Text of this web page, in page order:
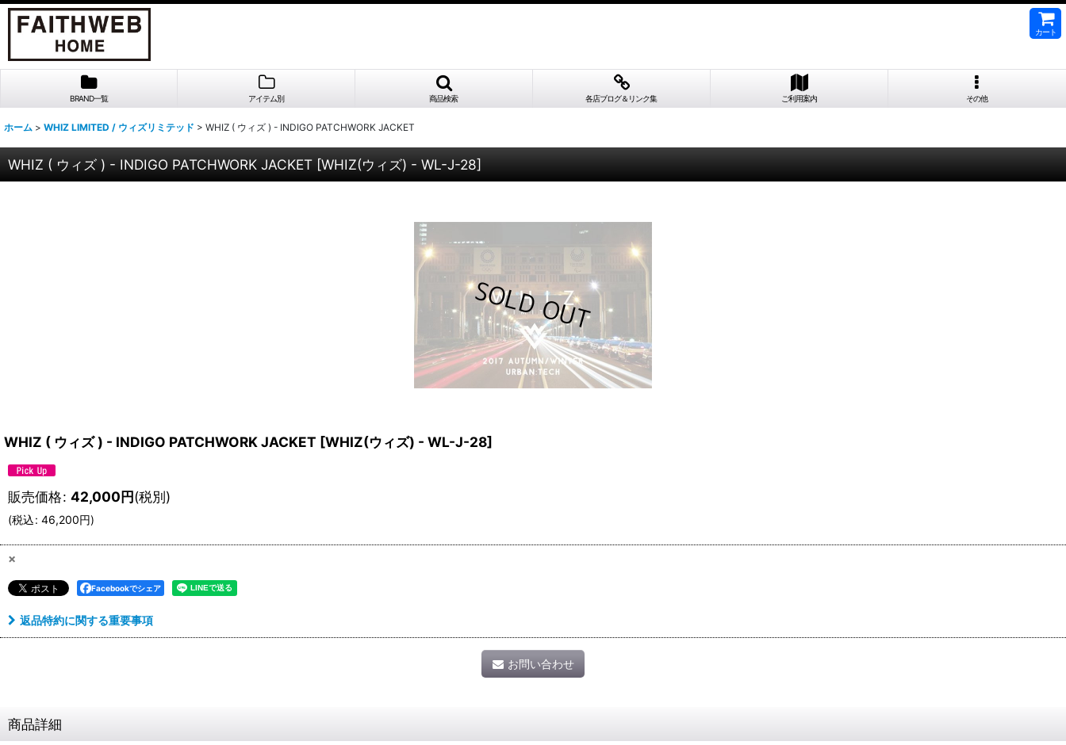
カート
BRAND一覧 アイテム別 商品検索 各店ブログ＆リンク集 ご利用案内 その他
ホーム > WHIZ LIMITED / ウィズリミテッド > WHIZ ( ウィズ ) - INDIGO PATCHWORK JACKET
WHIZ ( ウィズ ) - INDIGO PATCHWORK JACKET [WHIZ(ウィズ) - WL-J-28]
WHIZ ( ウィズ ) - INDIGO PATCHWORK JACKET [WHIZ(ウィズ) - WL-J-28]
販売価格: 42,000円(税別)
(税込: 46,200円)
×
Facebookでシェア
返品特約に関する重要事項
お問い合わせ
商品詳細